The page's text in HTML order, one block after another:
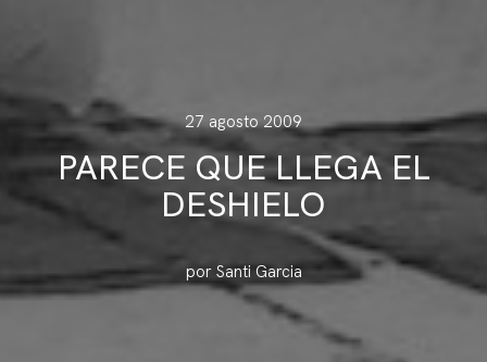
27 agosto 2009
PARECE QUE LLEGA EL
DESHIELO
por Santi Garcia